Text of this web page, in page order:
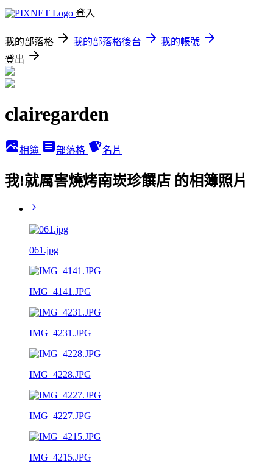
登入
我的部落格 我的部落格後台
我的帳號
登出
clairegarden
相簿 部落格 名片
我!就厲害燒烤南崁珍饌店 的相簿照片
061.jpg
IMG_4141.JPG
IMG_4231.JPG
IMG_4228.JPG
IMG_4227.JPG
IMG_4215.JPG